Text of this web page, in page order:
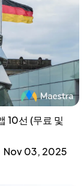
10선 (무료 및
Nov 03, 2025